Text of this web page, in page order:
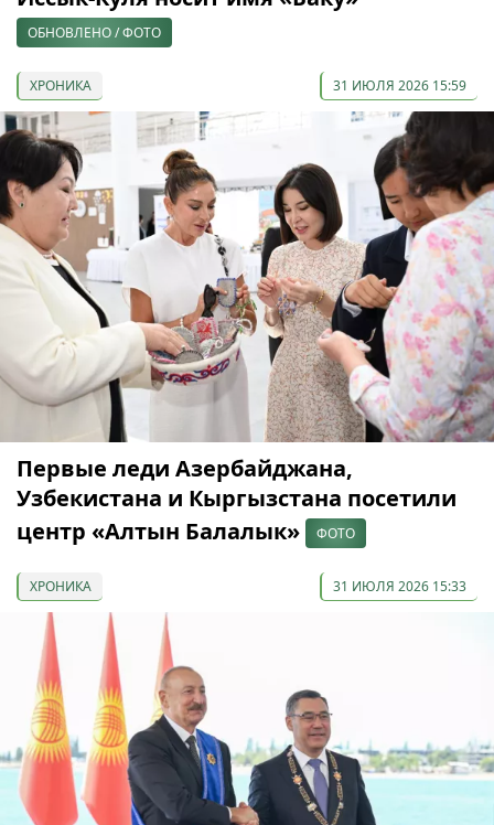
ОБНОВЛЕНО / ФОТО
ХРОНИКА 31 ИЮЛЯ 2026 15:59
Первые леди Азербайджана,
Узбекистана и Кыргызстана посетили
центр «Алтын Балалык»
ФОТО
ХРОНИКА 31 ИЮЛЯ 2026 15:33